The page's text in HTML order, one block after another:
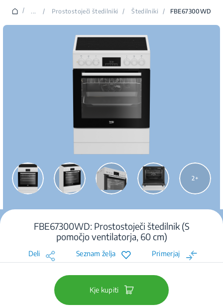
/ ... / Prostostoječi štedilniki / Štedilniki / FBE67300WD
2
FBE67300WD: Prostostoječi štedilnik (S
pomočjo ventilatorja, 60 cm)
Deli Seznam želja Primerjaj
Kje kupiti